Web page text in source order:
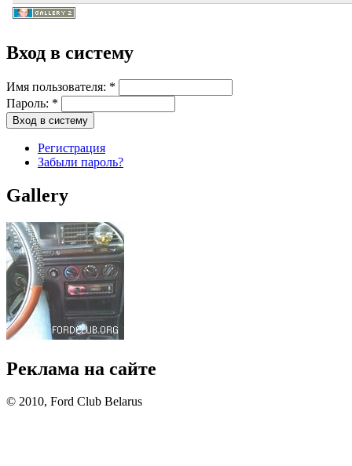
Вход в систему
Имя пользователя: *
Пароль: *
Регистрация
Забыли пароль?
Gallery
Реклама на сайте
© 2010, Ford Club Belarus